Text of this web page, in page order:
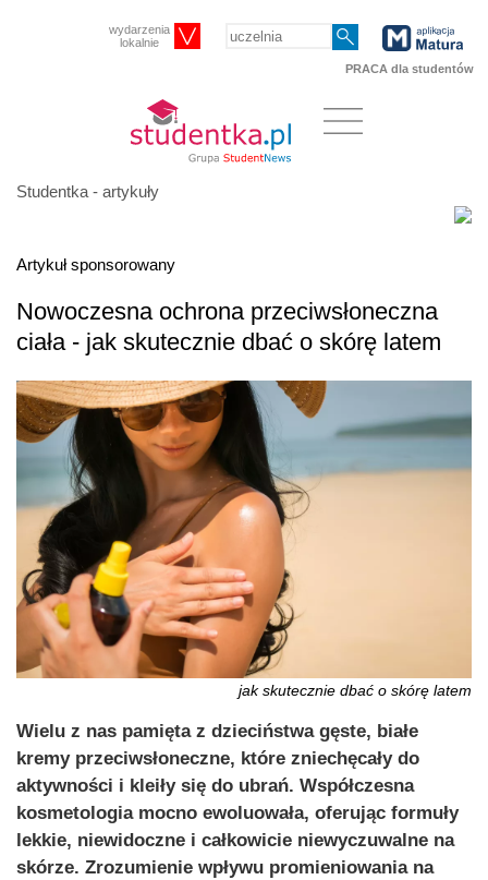
wydarzenia
lokalnie
PRACA dla studentów
Studentka - artykuły
Artykuł sponsorowany
Nowoczesna ochrona przeciwsłoneczna
ciała - jak skutecznie dbać o skórę latem
jak skutecznie dbać o skórę latem
Wielu z nas pamięta z dzieciństwa gęste, białe
kremy przeciwsłoneczne, które zniechęcały do
aktywności i kleiły się do ubrań. Współczesna
kosmetologia mocno ewoluowała, oferując formuły
lekkie, niewidoczne i całkowicie niewyczuwalne na
skórze. Zrozumienie wpływu promieniowania na